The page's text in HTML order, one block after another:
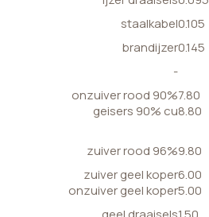
staalkabel0.105
brandijzer0.145
-
onzuiver rood 90%
geisers 90% cu
7.80
8.80
zuiver rood 96%9.80
zuiver geel koper
onzuiver geel koper
6.00
5.00